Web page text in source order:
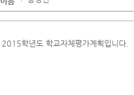
2015학년도 학교자체평가계획입니다.